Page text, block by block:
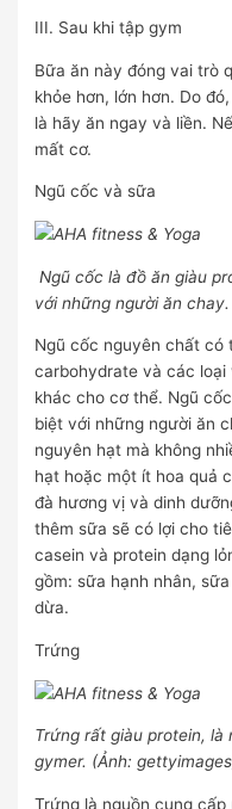
III. Sau khi tập gym
Bữa ăn này đóng vai trò
khỏe hơn, lớn hơn. Do
là hãy ăn ngay và liền.
mất cơ.
Ngũ cốc và sữa
Ngũ cốc là đồ ăn giàu
với những người ăn
Ngũ cốc nguyên chất có
carbohydrate và các
khác cho cơ thể. Ngũ
biệt với những người ăn
nguyên hạt mà không
hạt hoặc một ít hoa quả
đà hương vị và dinh
thêm sữa sẽ có lợi cho
casein và protein dạng
gồm: sữa hạnh nhân,
dừa.
Trứng
Trứng rất giàu protein,
gymer. (Ảnh:
Trứng là nguồn cung